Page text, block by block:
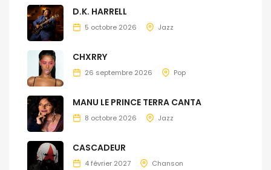
D.K. HARRELL
5 octobre 2026 Jazz
CHXRRY
26 septembre 2026 Pop
MANU LE PRINCE TERRA CANTA
8 octobre 2026 Jazz
CASCADEUR
4 février 2027 Chanson